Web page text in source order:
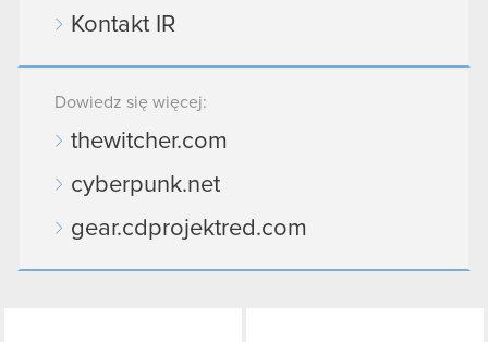
Kontakt IR
Dowiedz się więcej:
thewitcher.com
cyberpunk.net
gear.cdprojektred.com